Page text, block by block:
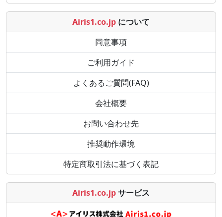
Airis1.co.jp について
同意事項
ご利用ガイド
よくあるご質問(FAQ)
会社概要
お問い合わせ先
推奨動作環境
特定商取引法に基づく表記
Airis1.co.jpサービス